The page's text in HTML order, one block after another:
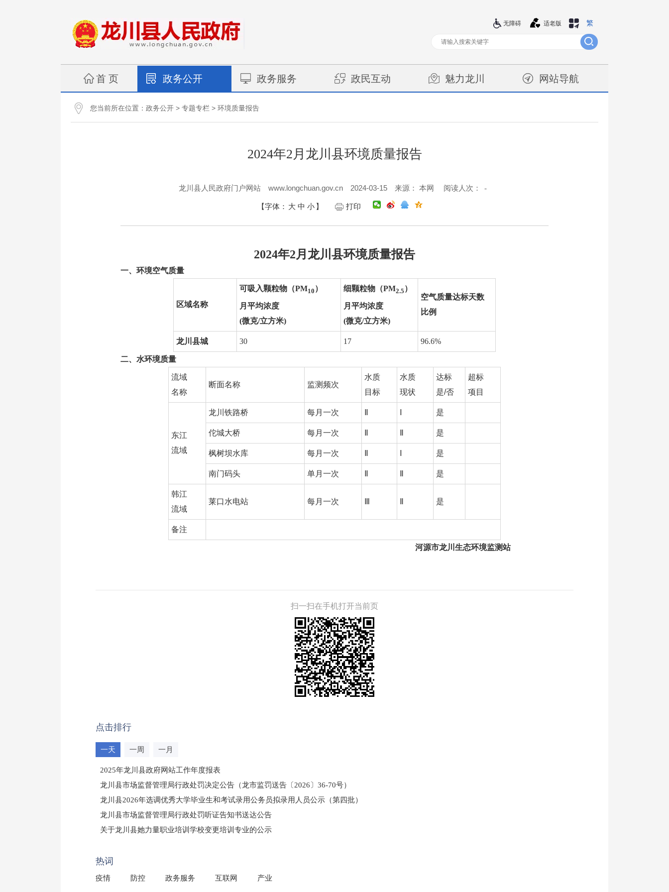
繁
适老版
无障碍
首 页 政务公开 政务服务 政民互动 魅力龙川 网站导航
您当前所在位置： 政务公开 > 专题专栏 > 环境质量报告
2024年2月龙川县环境质量报告
龙川县人民政府门户网站 www.longchuan.gov.cn 2024-03-15 来源： 本网 阅读人次： -
【字体： 大 中 小 】 打印
2024年2月 龙川县环境质量报告
一、环境空气质量
区域名称
可吸入颗粒物（PM10 ）
月平均浓度
(微克/立方米)
细颗粒物（PM2.5 ）
月平均浓度
(微克/立方米)
空气质量达标天数
比例
龙川县城 30 17 96.6%
二、水环境质量
流域
名称
断面名称 监测频次
水质
目标
水质
现状
达标
是/否
超标
项目
东江
流域
龙川铁路桥 每月一次 是
佗城大桥 每月一次 是
枫树坝水库 每月一次 是
南门码头 单月一次 是
韩江
流域
莱口水电站 每月一次 是
备注
河源市龙川 生态环境监测站
扫一扫在手机打开当前页
点击排行
一天 一周 一月
2025年龙川县政府网站工作年度报表
龙川县市场监督管理局行政处罚决定公告（龙市监罚送告〔2026〕36-70号）
龙川县2026年选调优秀大学毕业生和考试录用公务员拟录用人员公示（第四批）
龙川县市场监督管理局行政处罚听证告知书送达公告
（龙市监罚送告〔2026〕71号）
关于龙川县她力量职业培训学校变更培训专业的公示
热词
疫情 防控 政务服务 互联网 产业